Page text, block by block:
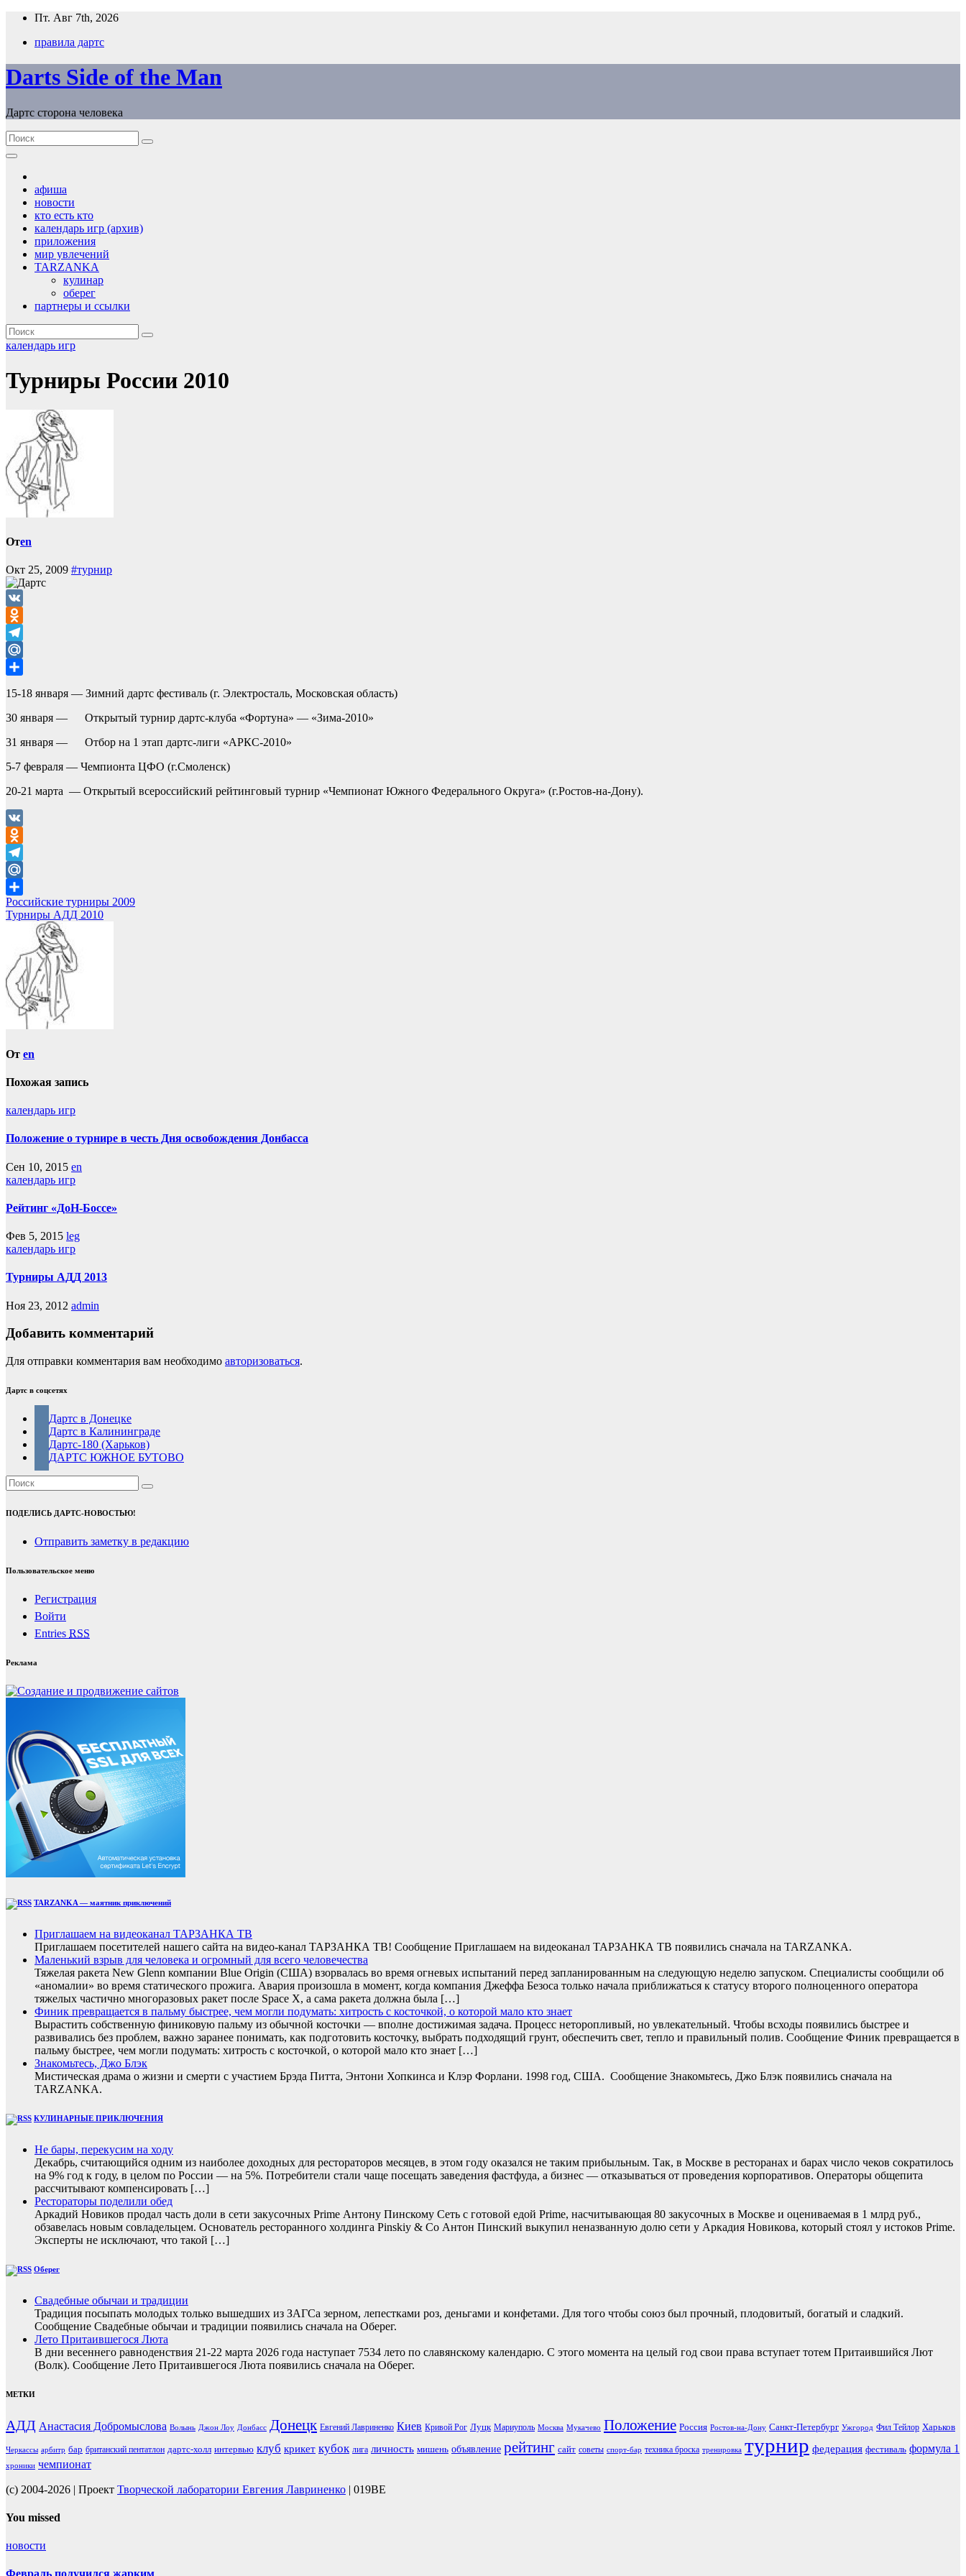
Перейти
содержимому
Пт. Авг 7th, 2026
правила дартс
Darts Side of the Man
Дартс сторона человека
афиша
новости
кто есть кто
календарь игр (архив)
приложения
мир увлечений
TARZANKA
кулинар
оберег
партнеры и ссылки
календарь игр
Турниры России 2010
Отen
Окт 25, 2009 #турнир
VK
Odnoklassniki
Telegram
Mail.Ru
15-18 января — Зимний дартс фестиваль (г. Электросталь, Московская область)
30 января — Открытый турнир дартс-клуба «Фортуна» — «Зима-2010»
31 января — Отбор на 1 этап дартс-лиги «АРКС-2010»
5-7 февраля — Чемпионта ЦФО (г.Смоленск)
20-21 марта — Открытый всероссийский рейтинговый турнир «Чемпионат Южного Федерального Округа» (г.Ростов-на-Дону).
VK
Odnoklassniki
Telegram
Mail.Ru
Отправить
Навигация
по
записям
Российские турниры 2009
Турниры АДД 2010
От en
Похожая запись
календарь игр
Положение о турнире в честь Дня освобождения Донбасса
Сен 10, 2015 en
календарь игр
Рейтинг «ДоН-Боссе»
Фев 5, 2015 leg
календарь игр
Турниры АДД 2013
Ноя 23, 2012 admin
Добавить комментарий
Для отправки комментария вам необходимо авторизоваться.
Дартс в соцсетях
Дартс в Донецке
Дартс в Калининграде
Дартс-180 (Харьков)
ДАРТС ЮЖНОЕ БУТОВО
ПОДЕЛИСЬ ДАРТС-НОВОСТЬЮ!
Отправить заметку в редакцию
Пользовательское меню
Регистрация
Войти
Entries RSS
Реклама
TARZANKA — маятник приключений
Приглашаем на видеоканал ТАРЗАНКА ТВ
Приглашаем посетителей нашего сайта на видео-канал ТАРЗАНКА ТВ! Сообщение Приглашаем на видеоканал ТАРЗАНКА ТВ появились сначала на TARZANKA.
Маленький взрыв для человека и огромный для всего человечества
Тяжелая ракета New Glenn компании Blue Origin (США) взорвалась во время огневых испытаний перед запланированным на следующую неделю запуском. Специалисты сообщили об
«аномалии» во время статического прожига. Авария произошла в момент, когда компания Джеффа Безоса только начала приближаться к статусу второго полноценного оператора
тяжелых частично многоразовых ракет после Space X, а сама ракета должна была […]
Финик превращается в пальму быстрее, чем могли подумать: хитрость с косточкой, о которой мало кто знает
Вырастить собственную финиковую пальму из обычной косточки — вполне достижимая задача. Процесс неторопливый, но увлекательный. Чтобы всходы появились быстрее и
развивались без проблем, важно заранее понимать, как подготовить косточку, выбрать подходящий грунт, обеспечить свет, тепло и правильный полив. Сообщение Финик превращается в
пальму быстрее, чем могли подумать: хитрость с косточкой, о которой мало кто знает […]
Знакомьтесь, Джо Блэк
Мистическая драма о жизни и смерти с участием Брэда Питта, Энтони Хопкинса и Клэр Форлани. 1998 год, США. Сообщение Знакомьтесь, Джо Блэк появились сначала на
TARZANKA.
КУЛИНАРНЫЕ ПРИКЛЮЧЕНИЯ
Не бары, перекусим на ходу
Декабрь, считающийся одним из наиболее доходных для рестораторов месяцев, в этом году оказался не таким прибыльным. Так, в Москве в ресторанах и барах число чеков сократилось
на 9% год к году, в целом по России — на 5%. Потребители стали чаще посещать заведения фастфуда, а бизнес — отказываться от проведения корпоративов. Операторы общепита
рассчитывают компенсировать […]
Рестораторы поделили обед
Аркадий Новиков продал часть доли в сети закусочных Prime Антону Пинскому Сеть с готовой едой Prime, насчитывающая 80 закусочных в Москве и оцениваемая в 1 млрд руб.,
обзавелась новым совладельцем. Основатель ресторанного холдинга Pinskiy & Co Антон Пинский выкупил неназванную долю сети у Аркадия Новикова, который стоял у истоков Prime.
Эксперты не исключают, что такой […]
Оберег
Свадебные обычаи и традиции
Традиция посыпать молодых только вышедших из ЗАГСа зерном, лепестками роз, деньгами и конфетами. Для того чтобы союз был прочный, плодовитый, богатый и сладкий.
Сообщение Свадебные обычаи и традиции появились сначала на Оберег.
Лето Притаившегося Люта
В дни весеннего равноденствия 21-22 марта 2026 года наступает 7534 лето по славянскому календарю. С этого момента на целый год свои права вступает тотем Притаившийся Лют
(Волк). Сообщение Лето Притаившегося Люта появились сначала на Оберег.
МЕТКИ
АДД Анастасия Добромыслова Волынь Джон Лоу Донбасс Донецк Евгений Лавриненко Киев Кривой Рог Луцк Мариуполь Москва Мукачево Положение Россия Ростов-на-Дону Санкт-Петербург Ужгород Фил Тейлор Харьков
Черкассы арбитр бар британский пентатлон дартс-холл интервью клуб крикет кубок лига личность мишень объявление рейтинг сайт советы спорт-бар техника броска тренировка турнир федерация фестиваль формула 1
хроники чемпионат
(c) 2004-2026 | Проект Творческой лаборатории Евгения Лавриненко | 019BE
You missed
новости